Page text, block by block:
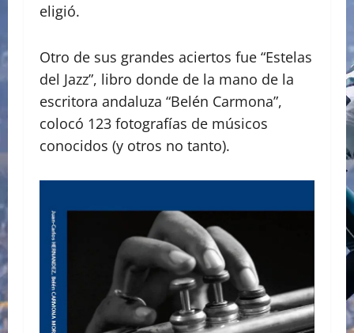
eligió.
Otro de sus grandes aciertos fue “Estelas
del Jazz”, libro donde de la mano de la
escritora andaluza “Belén Carmona”,
colocó 123 fotografías de músicos
conocidos (y otros no tanto).